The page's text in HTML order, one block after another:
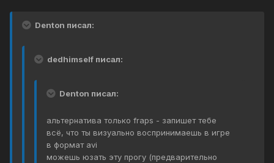
Denton писал:
dedhimself писал:
Denton писал:
альтернатива только fraps - запишет тебе
всё, что ты визуально воспринимаешь в игре
в формат avi
можешь юзать эту прогу (предварительно